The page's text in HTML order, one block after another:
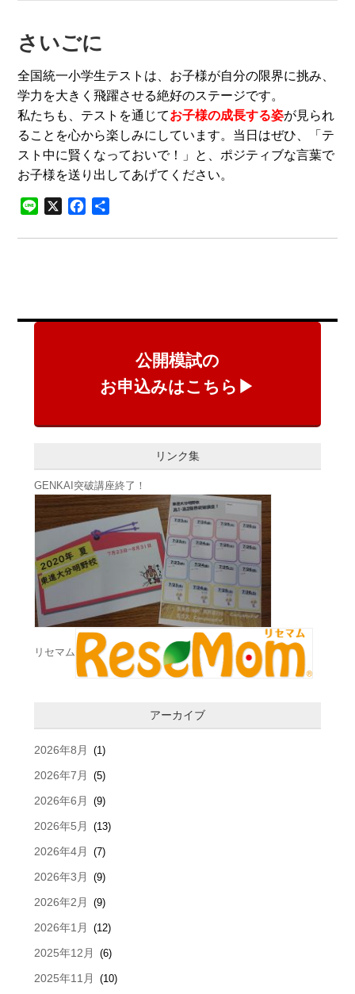
さいごに
全国統一小学生テストは、お子様が自分の限界に挑み、
学力を大きく飛躍させる絶好のステージです。
私たちも、テストを通じてお子様の成長する姿が見られ
ることを心から楽しみにしています。当日はぜひ、「テ
スト中に賢くなっておいで！」と、ポジティブな言葉で
お子様を送り出してあげてください。
Line X Facebook
公開模試の
お申込みはこちら▶
リンク集
GENKAI突破講座終了！
リセマム
アーカイブ
2026年8月 (1)
2026年7月 (5)
2026年6月 (9)
2026年5月 (13)
2026年4月 (7)
2026年3月 (9)
2026年2月 (9)
2026年1月 (12)
2025年12月 (6)
2025年11月 (10)